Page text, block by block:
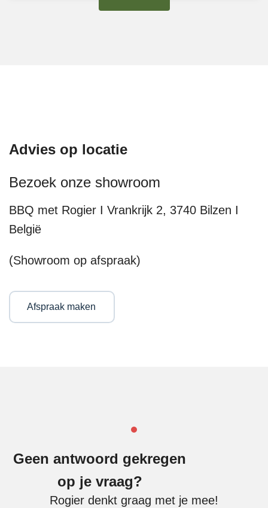
Advies op locatie
Bezoek onze showroom
BBQ met Rogier I Vrankrijk 2, 3740 Bilzen I
België
(Showroom op afspraak)
Afspraak maken
Geen antwoord gekregen
op je vraag?
Rogier denkt graag met je mee!